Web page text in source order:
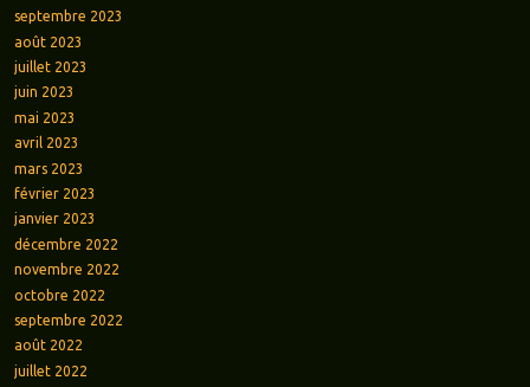
septembre 2023
août 2023
juillet 2023
juin 2023
mai 2023
avril 2023
mars 2023
février 2023
janvier 2023
décembre 2022
novembre 2022
octobre 2022
septembre 2022
août 2022
juillet 2022